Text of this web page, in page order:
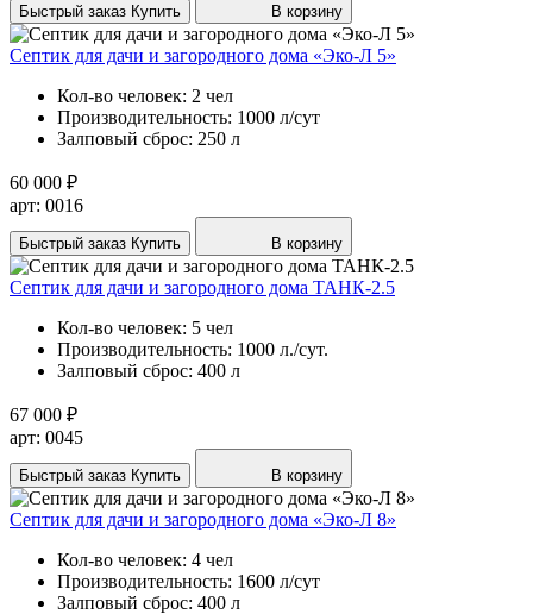
Быстрый заказ Купить В корзину
Септик для дачи и загородного дома «Эко-Л 5»
Кол-во человек: 2 чел
Производительность: 1000 л/сут
Залповый сброс: 250 л
60 000 ₽
арт: 0016
Быстрый заказ Купить В корзину
Септик для дачи и загородного дома ТАНК-2.5
Кол-во человек: 5 чел
Производительность: 1000 л./сут.
Залповый сброс: 400 л
67 000 ₽
арт: 0045
Быстрый заказ Купить В корзину
Септик для дачи и загородного дома «Эко-Л 8»
Кол-во человек: 4 чел
Производительность: 1600 л/сут
Залповый сброс: 400 л